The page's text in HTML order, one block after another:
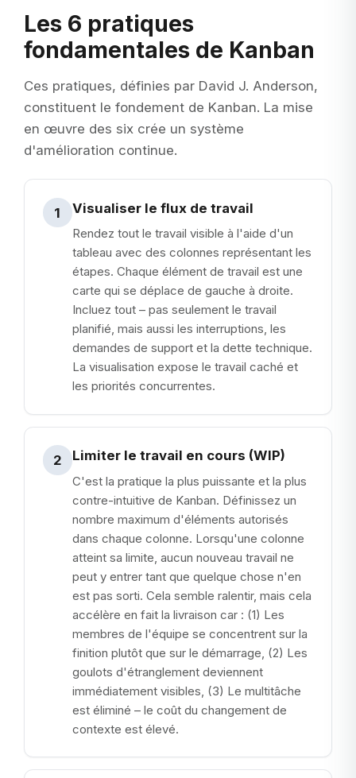
Les 6 pratiques
fondamentales de Kanban
Ces pratiques, définies par David J. Anderson,
constituent le fondement de Kanban. La mise
en œuvre des six crée un système
d'amélioration continue.
1 Visualiser le flux de travail
Rendez tout le travail visible à l'aide d'un
tableau avec des colonnes représentant les
étapes. Chaque élément de travail est une
carte qui se déplace de gauche à droite.
Incluez tout – pas seulement le travail
planifié, mais aussi les interruptions, les
demandes de support et la dette technique.
La visualisation expose le travail caché et
les priorités concurrentes.
2 Limiter le travail en cours (WIP)
C'est la pratique la plus puissante et la plus
contre-intuitive de Kanban. Définissez un
nombre maximum d'éléments autorisés
dans chaque colonne. Lorsqu'une colonne
atteint sa limite, aucun nouveau travail ne
peut y entrer tant que quelque chose n'en
est pas sorti. Cela semble ralentir, mais cela
accélère en fait la livraison car : (1) Les
membres de l'équipe se concentrent sur la
finition plutôt que sur le démarrage, (2) Les
goulots d'étranglement deviennent
immédiatement visibles, (3) Le multitâche
est éliminé – le coût du changement de
contexte est élevé.